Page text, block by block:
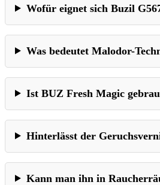
Wofür eignet sich Buzil
Was bedeutet Malodor-
Ist BUZ Fresh Magic
Hinterlässt der
Kann man ihn in